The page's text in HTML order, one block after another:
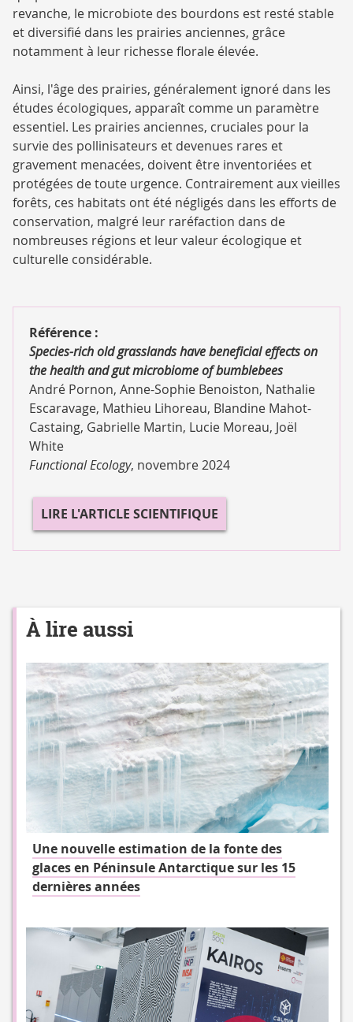
revanche, le microbiote des bourdons est resté stable
et diversifié dans les prairies anciennes, grâce
notamment à leur richesse florale élevée.
Ainsi, l'âge des prairies, généralement ignoré dans les
études écologiques, apparaît comme un paramètre
essentiel. Les prairies anciennes, cruciales pour la
survie des pollinisateurs et devenues rares et
gravement menacées, doivent être inventoriées et
protégées de toute urgence. Contrairement aux vieilles
forêts, ces habitats ont été négligés dans les efforts de
conservation, malgré leur raréfaction dans de
nombreuses régions et leur valeur écologique et
culturelle considérable.
Référence :
Species-rich old grasslands have beneficial effects on
the health and gut microbiome of bumblebees
André Pornon, Anne-Sophie Benoiston, Nathalie
Escaravage, Mathieu Lihoreau, Blandine Mahot-
Castaing, Gabrielle Martin, Lucie Moreau, Joël
White
Functional Ecology, novembre 2024
LIRE L'ARTICLE SCIENTIFIQUE
À lire aussi
Une nouvelle estimation de la fonte des
glaces en Péninsule Antarctique sur les 15
dernières années